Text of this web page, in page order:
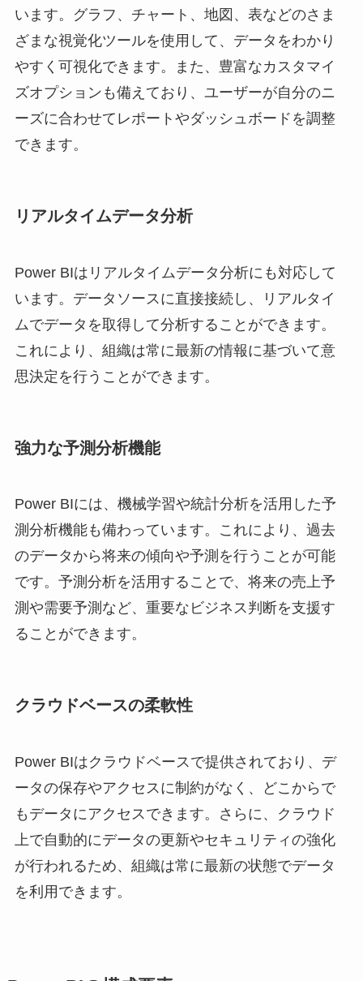
います。グラフ、チャート、地図、表などのさま
ざまな視覚化ツールを使用して、データをわかり
やすく可視化できます。また、豊富なカスタマイ
ズオプションも備えており、ユーザーが自分のニ
ーズに合わせてレポートやダッシュボードを調整
できます。
リアルタイムデータ分析
Power BIはリアルタイムデータ分析にも対応して
います。データソースに直接接続し、リアルタイ
ムでデータを取得して分析することができます。
これにより、組織は常に最新の情報に基づいて意
思決定を行うことができます。
強力な予測分析機能
Power BIには、機械学習や統計分析を活用した予
測分析機能も備わっています。これにより、過去
のデータから将来の傾向や予測を行うことが可能
です。予測分析を活用することで、将来の売上予
測や需要予測など、重要なビジネス判断を支援す
ることができます。
クラウドベースの柔軟性
Power BIはクラウドベースで提供されており、デ
ータの保存やアクセスに制約がなく、どこからで
もデータにアクセスできます。さらに、クラウド
上で自動的にデータの更新やセキュリティの強化
が行われるため、組織は常に最新の状態でデータ
を利用できます。